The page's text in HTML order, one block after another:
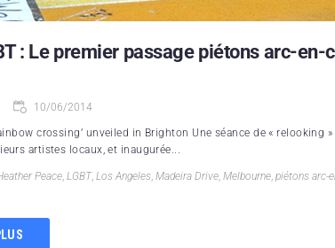
: Le premier passage piétons arc-en-
10/06/2014
crossing’ unveiled in Brighton Une séance de « relooking
artistes locaux, et inaugurée...
Peace, LGBT, Los Angeles, Madeira Drive, Melbourne, piétons arc-